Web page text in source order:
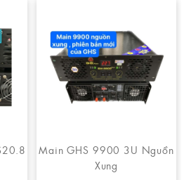
Main GHS 9900 3U Nguồn
Xung